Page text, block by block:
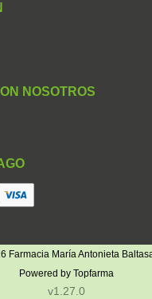
NOSOTROS
Farmacia María Antonieta
Powered by Topfarma
v1.27.0